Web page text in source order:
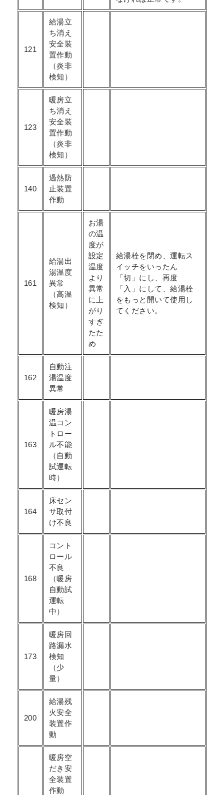
121
給湯立
ち消え
安全装
置作動
（炎非
検知）
123
暖房立
ち消え
安全装
置作動
（炎非
検知）
140
過熱防
止装置
作動
161
給湯出
湯温度
異常
（高温
検知）
お湯
の温
度が
設定
温度
より
異常
に上
がり
すぎ
たた
め
給湯栓を閉め、運転ス
イッチをいったん
「切」にし、再度
「入」にして、給湯栓
をもっと開いて使用し
てください。
162
自動注
湯温度
異常
163
暖房湯
温コン
トロー
ル不能
（自動
試運転
時）
164
床セン
サ取付
け不良
168
コント
ロール
不良
（暖房
自動試
運転
中）
173
暖房回
路漏水
検知
（少
量）
200
給湯残
火安全
装置作
動
暖房空
だき安
全装置
作動